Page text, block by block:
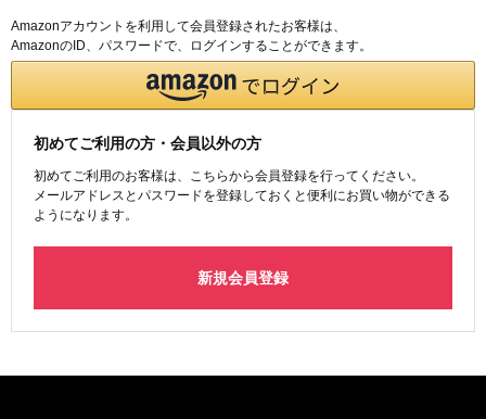
Amazonアカウントを利用して会員登録されたお客様は、
AmazonのID、パスワードで、ログインすることができます。
初めてご利用の方・会員以外の方
初めてご利用のお客様は、こちらから会員登録を行ってください。
メールアドレスとパスワードを登録しておくと便利にお買い物ができる
ようになります。